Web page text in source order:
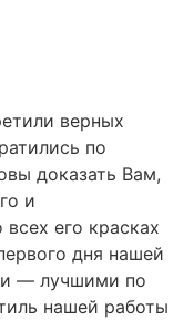
верных
по
доказать Вам,
и
его красках
дня нашей
— лучшими по
нашей работы